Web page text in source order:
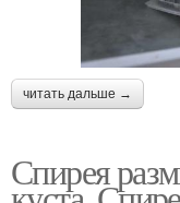
читать дальше →
Спирея